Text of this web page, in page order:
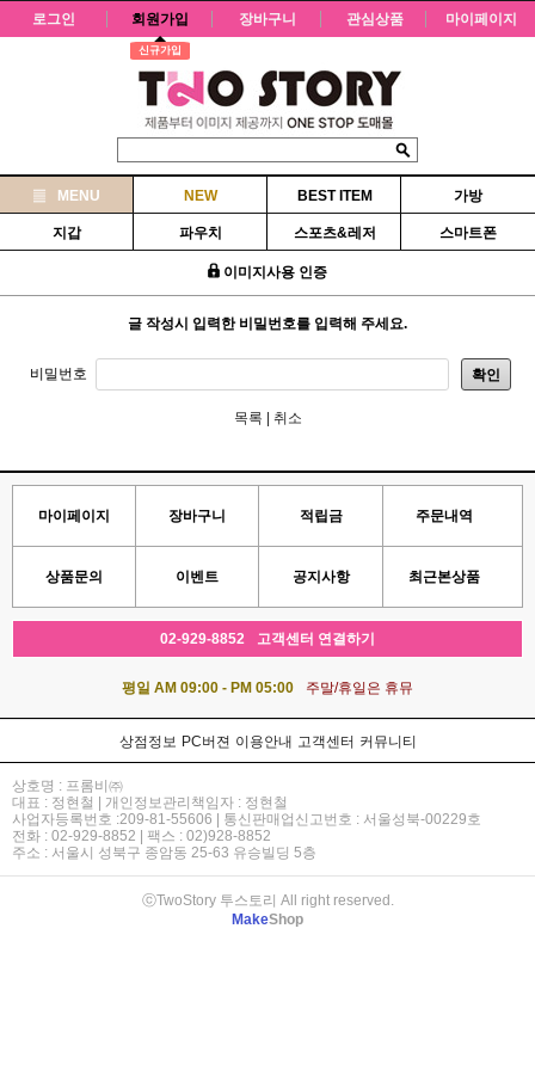
로그인 회원가입
신규가입
장바구니 관심상품 마이페이지
MENU NEW BEST ITEM 가방
지갑 파우치 스포츠&레저 스마트폰
이미지사용 인증
글 작성시 입력한 비밀번호를 입력해 주세요.
비밀번호 확인
목록 취소
마이페이지 장바구니 적립금 주문내역
상품문의 이벤트 공지사항 최근본상품
02-929-8852 고객센터 연결하기
평일 AM 09:00 - PM 05:00 주말/휴일은 휴뮤
상점정보 PC버젼 이용안내 고객센터 커뮤니티
상호명 : 프롬비㈜
대표 : 정현철 | 개인정보관리책임자 : 정현철
사업자등록번호 :209-81-55606 | 통신판매업신고번호 : 서울성북-00229호
전화 : 02-929-8852 | 팩스 : 02)928-8852
주소 : 서울시 성북구 종암동 25-63 유승빌딩 5층
ⓒTwoStory 투스토리 All right reserved.
MakeShop